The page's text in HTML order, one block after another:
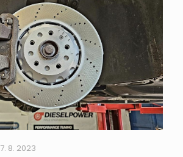
7. 8. 2023